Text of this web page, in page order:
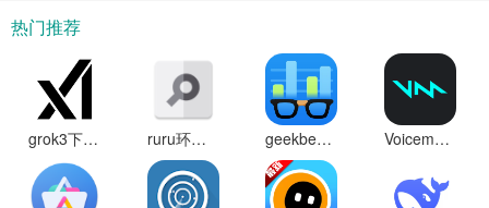
热门推荐
grok3下载免费安装(马斯克的xai) ruru环境检测工具安卓版 geekbench6天梯图软件下载 Voicemod Controller软件安卓最新版下载